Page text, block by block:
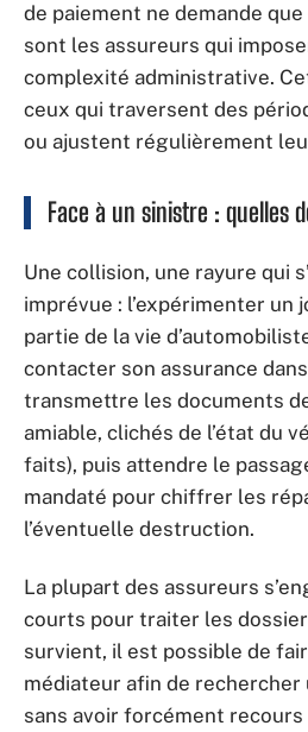
de paiement ne demande
sont les assureurs qui
complexité administrative.
ceux qui traversent des
ou ajustent régulièrement
Face à un sinistre : quelles
Une collision, une rayure qui
imprévue : l’expérimenter un
partie de la vie
contacter son assurance
transmettre les documents
amiable, clichés de l’état du
faits), puis attendre le
mandaté pour chiffrer les
l’éventuelle destruction.
La plupart des assureurs
courts pour traiter les
survient, il est possible de
médiateur afin de rechercher
sans avoir forcément recours